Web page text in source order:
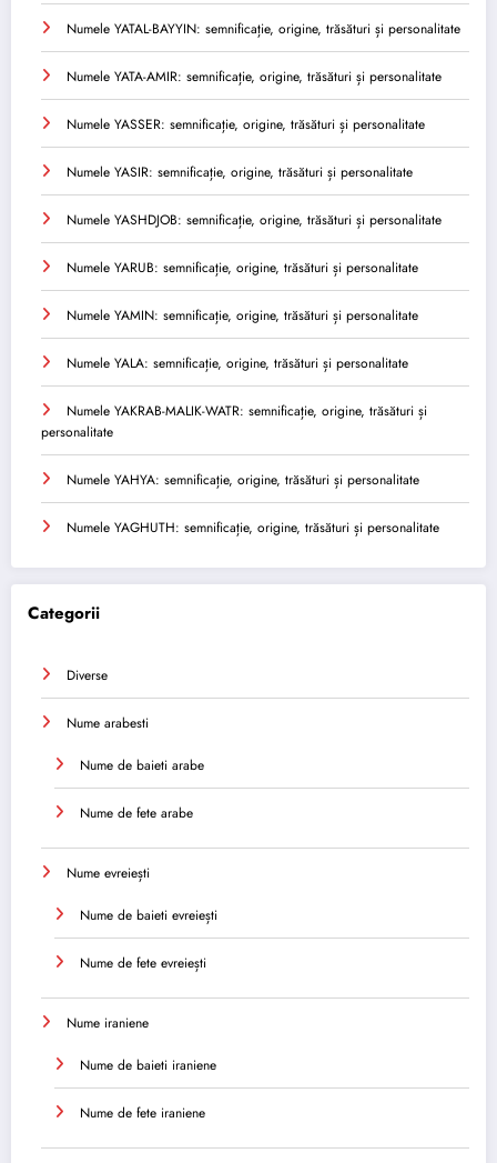
Numele YATAL-BAYYIN: semnificație, origine, trăsături și personalitate
Numele YATA-AMIR: semnificație, origine, trăsături și personalitate
Numele YASSER: semnificație, origine, trăsături și personalitate
Numele YASIR: semnificație, origine, trăsături și personalitate
Numele YASHDJOB: semnificație, origine, trăsături și personalitate
Numele YARUB: semnificație, origine, trăsături și personalitate
Numele YAMIN: semnificație, origine, trăsături și personalitate
Numele YALA: semnificație, origine, trăsături și personalitate
Numele YAKRAB-MALIK-WATR: semnificație, origine, trăsături și
personalitate
Numele YAHYA: semnificație, origine, trăsături și personalitate
Numele YAGHUTH: semnificație, origine, trăsături și personalitate
Categorii
Diverse
Nume arabesti
Nume de baieti arabe
Nume de fete arabe
Nume evreiești
Nume de baieti evreiești
Nume de fete evreiești
Nume iraniene
Nume de baieti iraniene
Nume de fete iraniene